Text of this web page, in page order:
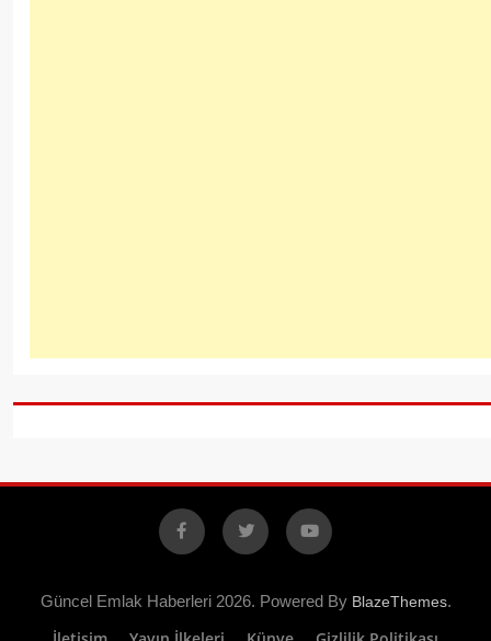
Facebook
X YouTube
Güncel Emlak Haberleri 2026. Powered By BlazeThemes.